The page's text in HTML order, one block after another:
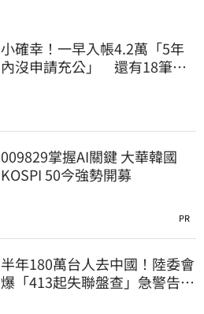
小確幸！一早入帳4.2萬「5年
內沒申請充公」 還有18筆錢
009829掌握AI關鍵 大華韓國
KOSPI 50今強勢開募
PR
半年180萬台人去中國！陸委會
爆「413起失聯盤查」急警告：